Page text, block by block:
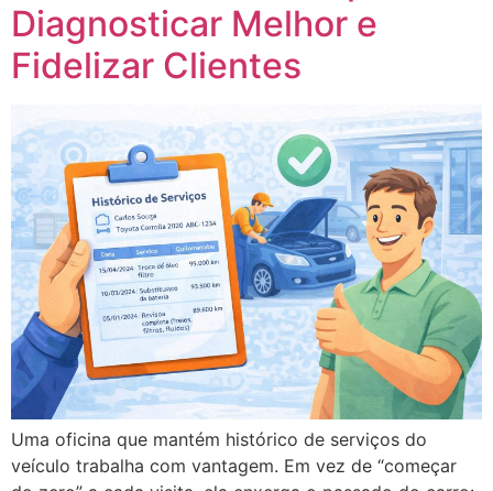
Diagnosticar Melhor e
Fidelizar Clientes
Uma oficina que mantém histórico de serviços do
veículo trabalha com vantagem. Em vez de “começar